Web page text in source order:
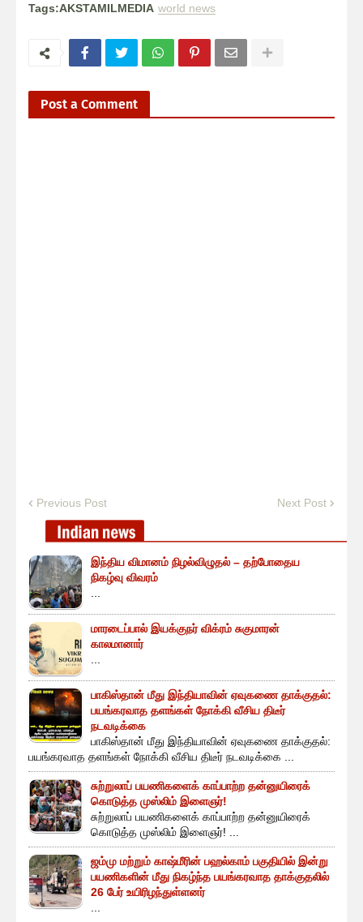
Tags:AKSTAMILMEDIA world news
Post a Comment
Previous Post Next Post
இந்திய விமானம் நிழல்விழுதல் – தற்போதைய
நிகழ்வு விவரம்
...
மாரடைப்பால் இயக்குநர் விக்ரம் சுகுமாரன்
காலமானார்
...
பாகிஸ்தான் மீது இந்தியாவின் ஏவுகணை தாக்குதல்:
பயங்கரவாத தளங்கள் நோக்கி வீசிய திடீர்
நடவடிக்கை
பாகிஸ்தான் மீது இந்தியாவின் ஏவுகணை தாக்குதல்:
பயங்கரவாத தளங்கள் நோக்கி வீசிய திடீர் நடவடிக்கை ...
சுற்றுலாப் பயணிகளைக் காப்பாற்ற தன்னுயிரைக்
கொடுத்த முஸ்லிம் இளைஞர்!
சுற்றுலாப் பயணிகளைக் காப்பாற்ற தன்னுயிரைக்
கொடுத்த முஸ்லிம் இளைஞர்! ...
ஜம்மு மற்றும் காஷ்மீரின் பஹல்காம் பகுதியில் இன்று
பயணிகளின் மீது நிகழ்ந்த பயங்கரவாத தாக்குதலில்
26 பேர் உயிரிழந்துள்ளனர்
...